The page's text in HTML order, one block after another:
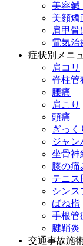
美容鍼
美顔矯
肩甲骨
電気治
症状別メニ
肩コリ
脊柱管
腰痛
肩こり
頭痛
ぎっく
ジャン
坐骨神
膝の痛
テニス
シンス
ばね指
手根管
腱鞘炎
交通事故施